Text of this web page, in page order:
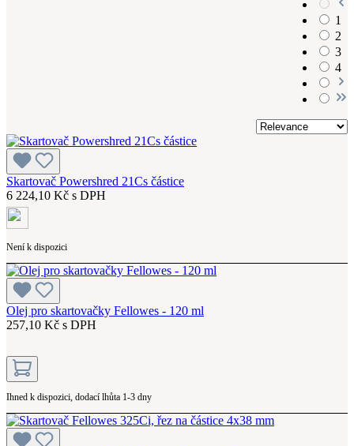
1
2
3
4
Skartovač Powershred 21Cs částice
6 224,10 Kč s DPH
Není k dispozici
Olej pro skartovačky Fellowes - 120 ml
257,10 Kč s DPH
Ihned k dispozici, dodací lhůta 1-3 dny